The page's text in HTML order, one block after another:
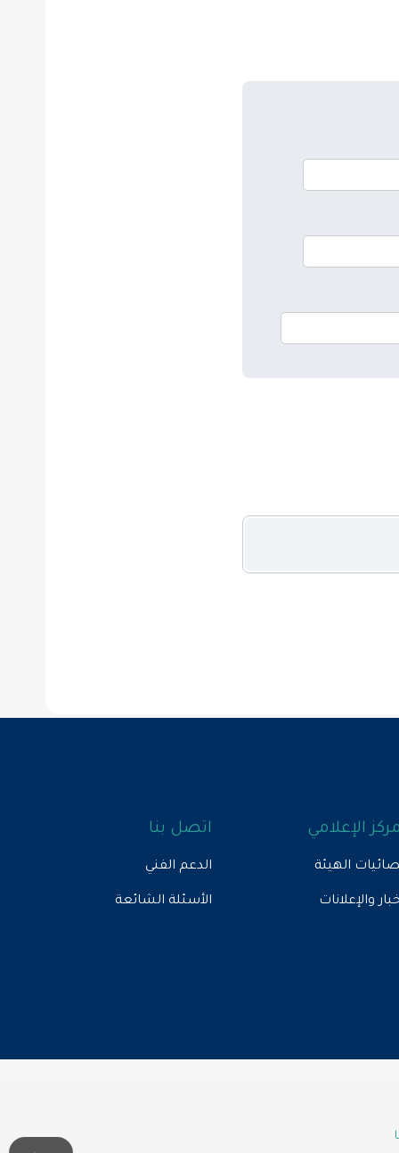
الإعلامي
الهيئة
والإعلانات
اتصل بنا
الدعم الفني
الأسئلة الشائعة